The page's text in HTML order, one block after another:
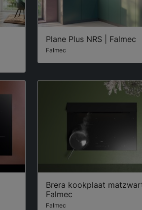
Plane Plus NRS | Falmec
Falmec
Brera kookplaat
Falmec
Falmec